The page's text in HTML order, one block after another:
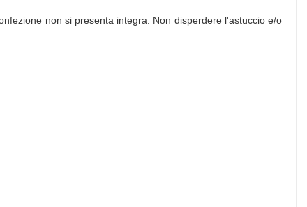
non si presenta integra. Non disperdere l'astuccio e/o